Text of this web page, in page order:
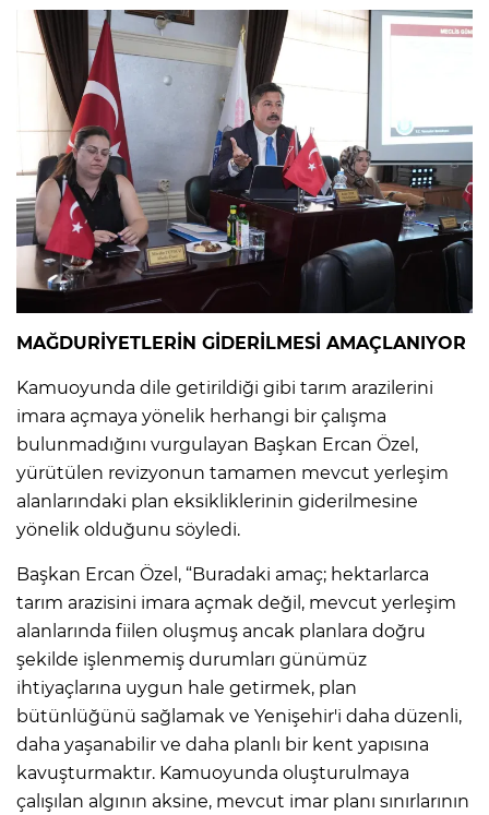
MAĞDURİYETLERİN GİDERİLMESİ AMAÇLANIYOR
Kamuoyunda dile getirildiği gibi tarım arazilerini
imara açmaya yönelik herhangi bir çalışma
bulunmadığını vurgulayan Başkan Ercan Özel,
yürütülen revizyonun tamamen mevcut yerleşim
alanlarındaki plan eksikliklerinin giderilmesine
yönelik olduğunu söyledi.
Başkan Ercan Özel, “Buradaki amaç; hektarlarca
tarım arazisini imara açmak değil, mevcut yerleşim
alanlarında fiilen oluşmuş ancak planlara doğru
şekilde işlenmemiş durumları günümüz
ihtiyaçlarına uygun hale getirmek, plan
bütünlüğünü sağlamak ve Yenişehir'i daha düzenli,
daha yaşanabilir ve daha planlı bir kent yapısına
kavuşturmaktır. Kamuoyunda oluşturulmaya
çalışılan algının aksine, mevcut imar planı sınırlarının